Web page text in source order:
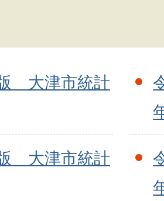
大津市統計
大津市統計